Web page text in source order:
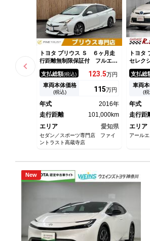
トヨタ プリウス Ｓ ６ヶ月走
行距離無制限保証付 フルエア
ロ アルパイン９インチナビ
禁煙車 衝突軽減ブレーキ バ
ックカメラ フルセグＴＶ ブ
ルートゥース ＬＥＤヘッドラ
ロール スマートキー
支払総額(税込) 123.5万円
車両本体価格
(税込) 115万円
年式
2016年
走行距離
101,000km
エリア
愛知県
セダン／スポーツ専門店 ファイ
ントラスト高蔵寺店
トヨタ
セレク
ッド
８イン
ラ 純
ドリン
生 Ｂ
ＥＴＣ
支払総
車両
(
年式
走行距
エリア
アール
New